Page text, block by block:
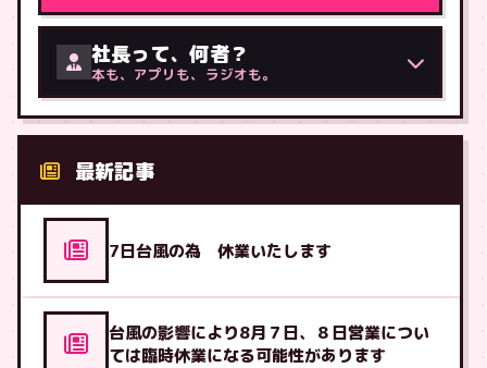
社長って、何者？
本も、アプリも、ラジオも。
最新記事
7日台風の為 休業いたします
台風の影響により8月７日、８日営業につい
ては臨時休業になる可能性があります